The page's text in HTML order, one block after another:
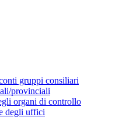
gruppi consiliari
provinciali
organi di controllo
degli uffici